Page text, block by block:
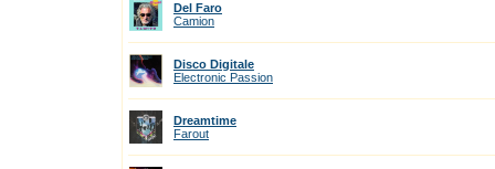
Del Faro
Camion
Disco Digitale
Electronic Passion
Dreamtime
Farout